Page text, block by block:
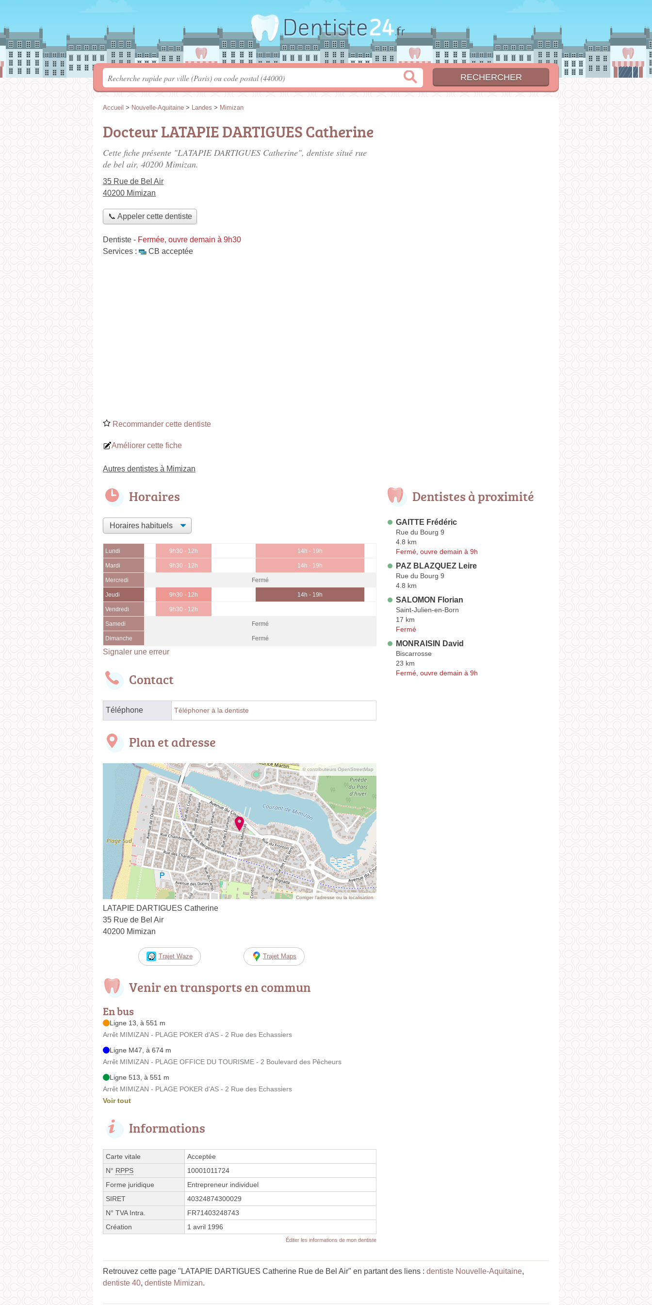
Accueil > Nouvelle-Aquitaine > Landes > Mimizan
Docteur LATAPIE DARTIGUES Catherine
Cette fiche présente "LATAPIE DARTIGUES Catherine", dentiste situé rue
de bel air, 40200 Mimizan.
35 Rue de Bel Air
40200 Mimizan
📞 Appeler cette dentiste
Dentiste - Fermée, ouvre demain à 9h30
Services :
CB acceptée
Recommander cette dentiste
Améliorer cette fiche
Autres dentistes à Mimizan
Horaires
Lundi 9h30 - 12h 14h - 19h
Mardi 9h30 - 12h 14h - 19h
Mercredi Fermé
Jeudi 9h30 - 12h 14h - 19h
Vendredi 9h30 - 12h
Samedi Fermé
Dimanche Fermé
Signaler une erreur
Contact
Téléphone Téléphoner à la dentiste
Plan et adresse
© contributeurs OpenStreetMap
Corriger l’adresse ou la localisation
LATAPIE DARTIGUES Catherine
35 Rue de Bel Air
40200 Mimizan
Trajet Waze Trajet Maps
Venir en transports en commun
En bus
Ligne 13, à 551 m
Arrêt MIMIZAN - PLAGE POKER d'AS - 2 Rue des Echassiers
Ligne M47, à 674 m
Arrêt MIMIZAN - PLAGE OFFICE DU TOURISME - 2 Boulevard des Pêcheurs
Ligne 513, à 551 m
Arrêt MIMIZAN - PLAGE POKER d'AS - 2 Rue des Echassiers
Voir tout
Informations
Carte vitale
Acceptée
N° RPPS
10001011724
Forme juridique
Entrepreneur individuel
SIRET
40324874300029
N° TVA Intra.
FR71403248743
Création
1 avril 1996
Éditer les informations de mon dentiste
Dentistes à proximité
GAITTE Frédéric
Rue du Bourg 9
4.8 km
Fermé, ouvre demain à 9h
PAZ BLAZQUEZ Leire
Rue du Bourg 9
4.8 km
SALOMON Florian
Saint-Julien-en-Born
17 km
Fermé
MONRAISIN David
Biscarrosse
23 km
Fermé, ouvre demain à 9h
Retrouvez cette page "LATAPIE DARTIGUES Catherine Rue de Bel Air" en partant des liens : dentiste Nouvelle-Aquitaine,
dentiste 40, dentiste Mimizan.